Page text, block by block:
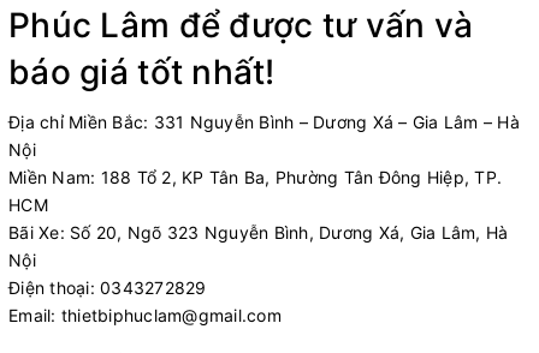
Phúc Lâm để được tư vấn và
báo giá tốt nhất!
Địa chỉ Miền Bắc: 331 Nguyễn Bình – Dương Xá – Gia Lâm – Hà
Nội
Miền Nam: 188 Tổ 2, KP Tân Ba, Phường Tân Đông Hiệp, TP.
HCM
Bãi Xe: Số 20, Ngõ 323 Nguyễn Bình, Dương Xá, Gia Lâm, Hà
Nội
Điện thoại: 0343272829
Email: thietbiphuclam@gmail.com